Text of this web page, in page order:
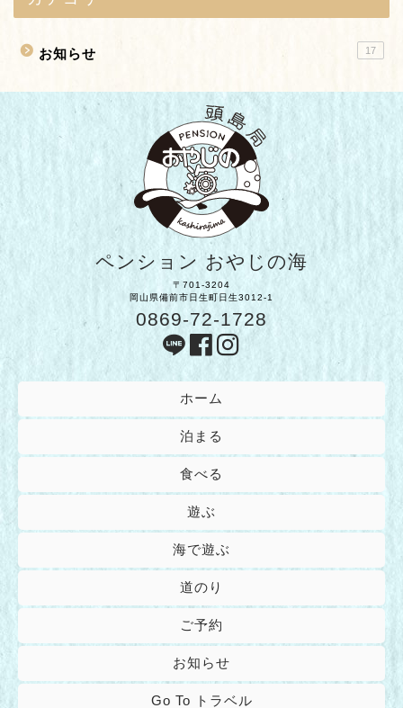
お知らせ 17
ペンション おやじの海
〒701-3204
岡山県備前市日生町日生3012-1
0869-72-1728
ホーム
泊まる
食べる
遊ぶ
海で遊ぶ
道のり
ご予約
お知らせ
Go To トラベル